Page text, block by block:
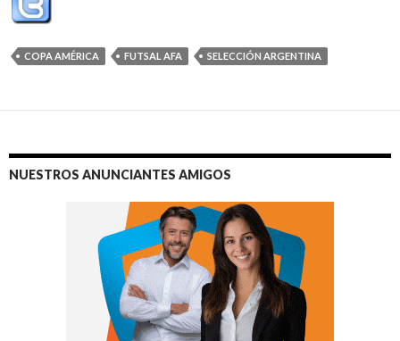
COPA AMÉRICA FUTSAL AFA SELECCIÓN ARGENTINA
NUESTROS ANUNCIANTES AMIGOS